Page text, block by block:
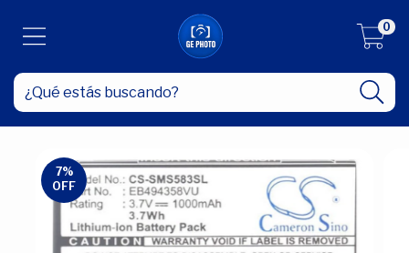
0
7%
OFF